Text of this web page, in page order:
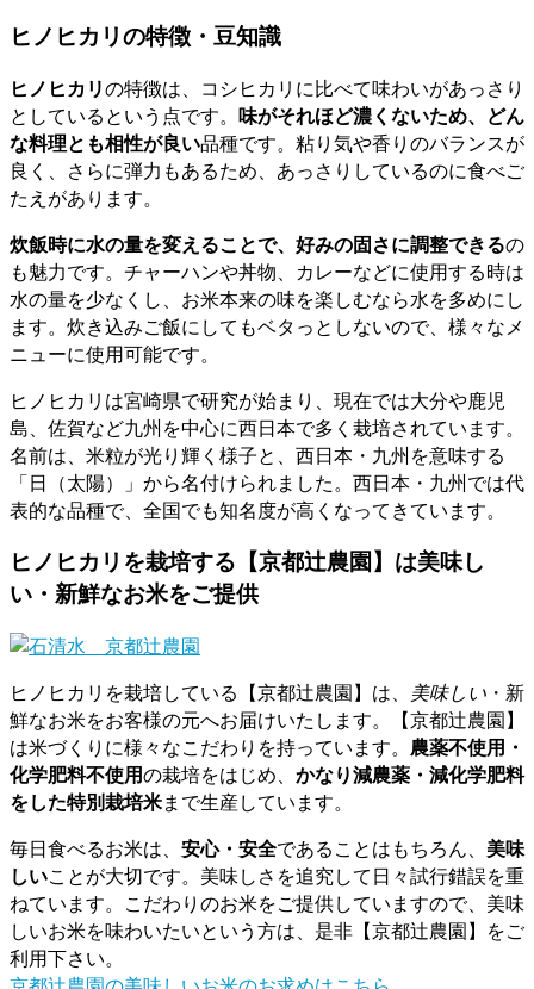
ヒノヒカリの特徴・豆知識
ヒノヒカリの特徴は、コシヒカリに比べて味わいがあっさり
としているという点です。 味がそれほど濃くないため、どん
な料理とも相性が良い品種です。粘り気や香りのバランスが
良く、さらに弾力もあるため、あっさりしているのに食べご
たえがあります。
炊飯時に水の量を変えることで、好みの固さに調整できるの
も魅力です。チャーハンや丼物、カレーなどに使用する時は
水の量を少なくし、お米本来の味を楽しむなら水を多めにし
ます。炊き込みご飯にしてもベタっとしないので、様々なメ
ニューに使用可能です。
ヒノヒカリは宮崎県で研究が始まり、現在では大分や鹿児
島、佐賀など九州を中心に西日本で多く栽培されています。
名前は、米粒が光り輝く様子と、西日本・九州を意味する
「日（太陽）」から名付けられました。西日本・九州では代
表的な品種で、全国でも知名度が高くなってきています。
ヒノヒカリを栽培する【京都辻農園】は美味し
い・新鮮なお米をご提供
ヒノヒカリを栽培している【京都辻農園】は、 美味しい ・新
鮮なお米をお客様の元へお届けいたします。【京都辻農園】
は米づくりに様々なこだわりを持っています。 農薬不使用・
化学肥料不使用の栽培をはじめ、 かなり減農薬・減化学肥料
をした特別栽培米まで生産しています。
毎日食べるお米は、 安心・安全であることはもちろん、 美味
しいことが大切です。美味しさを追究して日々試行錯誤を重
ねています。こだわりのお米をご提供していますので、美味
しいお米を味わいたいという方は、是非【京都辻農園】をご
利用下さい。